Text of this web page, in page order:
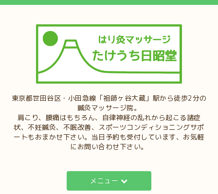
東京都世田谷区・小田急線「祖師ヶ谷大蔵」駅から徒歩2分の
鍼灸マッサージ院。
肩こり、腰痛はもちろん、自律神経の乱れから起こる諸症
状、不妊鍼灸、不眠改善、スポーツコンディショニングサポ
ートもおまかせ下さい。当日予約も受付しています、お気軽
にお問い合わせ下さい。
メニュー